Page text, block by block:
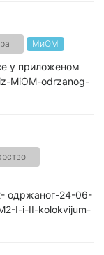
МиОМ
у приложеном
MiOM-odrzanog-
одржаног-24-06-
I-i-II-kolokvijum-